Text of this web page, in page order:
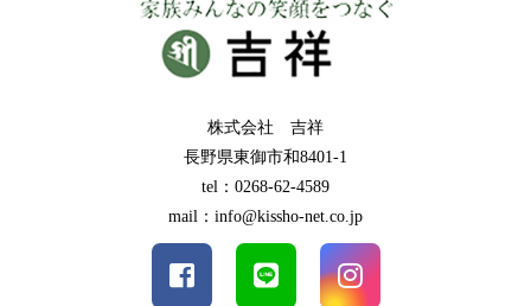
株式会社 吉祥
長野県東御市和8401-1
tel：0268-62-4589
mail：info@kissho-net.co.jp